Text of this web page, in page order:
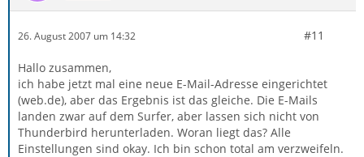
26. August 2007 um 14:32 #11
Hallo zusammen,
ich habe jetzt mal eine neue E-Mail-Adresse eingerichtet
(web.de), aber das Ergebnis ist das gleiche. Die E-Mails
landen zwar auf dem Surfer, aber lassen sich nicht von
Thunderbird herunterladen. Woran liegt das? Alle
Einstellungen sind okay. Ich bin schon total am verzweifeln.